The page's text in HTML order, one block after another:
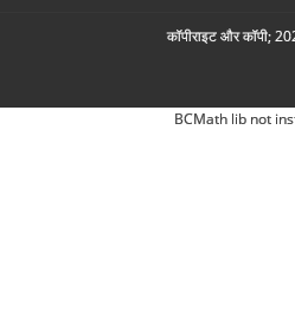
कॉपीराइट और कॉपी;
BCMath lib not